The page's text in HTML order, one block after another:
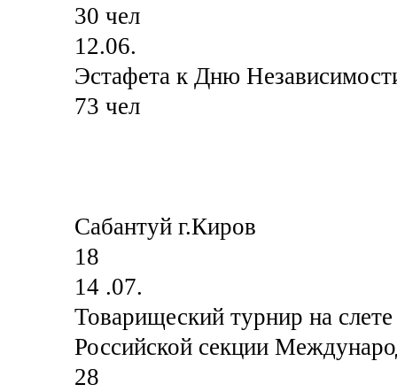
30 чел
12.06.
Эстафета к Дню
73 чел
Сабантуй г.Киров
18
14 .07.
Товарищеский турнир на
Российской секции
28